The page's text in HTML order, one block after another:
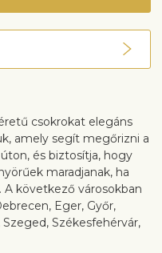
csokrokat elegáns
amely segít megőrizni a
és biztosítja, hogy
maradjanak, ha
A következő városokban
Eger, Győr,
Székesfehérvár,